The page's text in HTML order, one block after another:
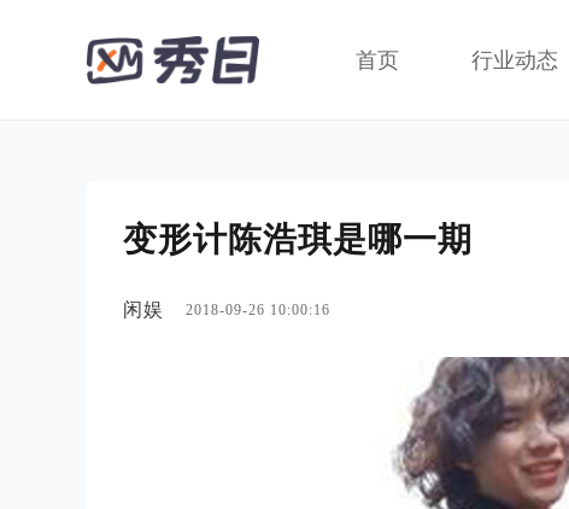
首页 行业动态
变形计陈浩琪是哪一期
闲娱 2018-09-26 10:00:16